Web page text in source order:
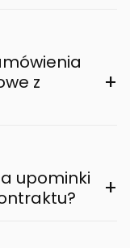
z
+
upominki
+